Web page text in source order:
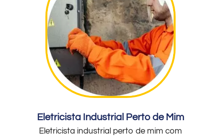
Eletricista Industrial Perto de Mim
Eletricista industrial perto de mim com